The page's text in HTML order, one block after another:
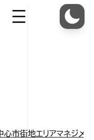
市街地エリアマネジメン